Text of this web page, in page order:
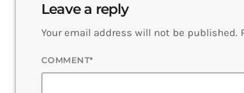
Leave a reply
Your email address will not be published.
COMMENT*